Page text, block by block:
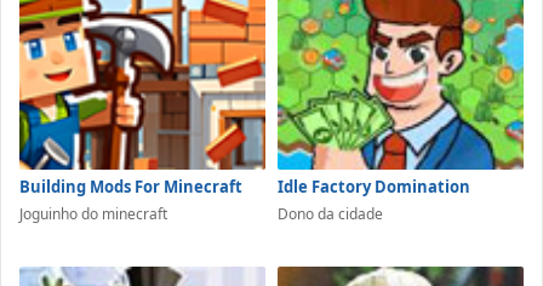
Building Mods For Minecraft
Joguinho do minecraft
Idle Factory Domination
Dono da cidade